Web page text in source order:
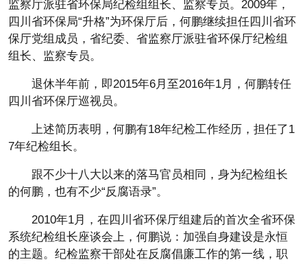
监察厅派驻省环保局纪检组组长、监察专员。2009年，
四川省环保局“升格”为环保厅后，何鹏继续担任四川省环
保厅党组成员，省纪委、省监察厅派驻省环保厅纪检组
组长、监察专员。
退休半年前，即2015年6月至2016年1月，何鹏转任
四川省环保厅巡视员。
上述简历表明，何鹏有18年纪检工作经历，担任了1
7年纪检组长。
跟不少十八大以来的落马官员相同，身为纪检组长
的何鹏，也有不少“反腐语录”。
2010年1月，在四川省环保厅组建后的首次全省环保
系统纪检组长座谈会上，何鹏说：加强自身建设是永恒
的主题。纪检监察干部处在反腐倡廉工作的第一线，职